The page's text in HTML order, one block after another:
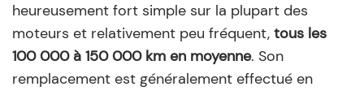
heureusement fort simple sur la plupart des
moteurs et relativement peu fréquent, tous les
100 000 à 150 000 km en moyenne. Son
remplacement est généralement effectué en